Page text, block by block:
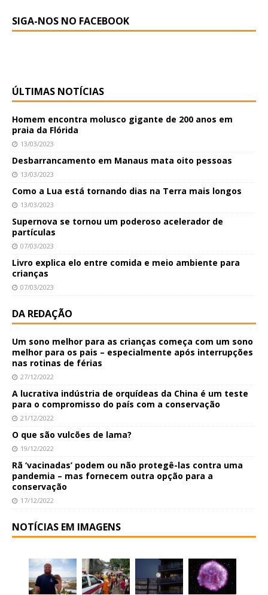
SIGA-NOS NO FACEBOOK
ÚLTIMAS NOTÍCIAS
Homem encontra molusco gigante de 200 anos em
praia da Flórida
13/03/2023
Desbarrancamento em Manaus mata oito pessoas
13/03/2023
Como a Lua está tornando dias na Terra mais longos
13/03/2023
Supernova se tornou um poderoso acelerador de
partículas
07/03/2023
Livro explica elo entre comida e meio ambiente para
crianças
07/03/2023
DA REDAÇÃO
Um sono melhor para as crianças começa com um sono
melhor para os pais – especialmente após interrupções
nas rotinas de férias
27/12/2022
A lucrativa indústria de orquídeas da China é um teste
para o compromisso do país com a conservação
21/12/2022
O que são vulcões de lama?
19/12/2022
Rã ‘vacinadas’ podem ou não protegê-las contra uma
pandemia – mas fornecem outra opção para a
conservação
17/12/2022
NOTÍCIAS EM IMAGENS